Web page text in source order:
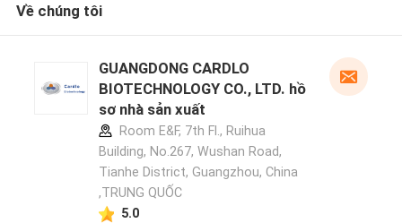
Về chúng tôi
GUANGDONG CARDLO
BIOTECHNOLOGY CO., LTD. hồ
sơ nhà sản xuất
Room E&F, 7th Fl., Ruihua
Building, No.267, Wushan Road,
Tianhe District, Guangzhou, China
,TRUNG QUỐC
5.0